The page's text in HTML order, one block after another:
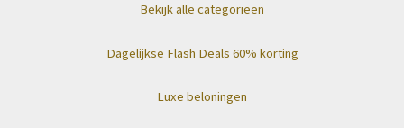
Bekijk alle categorieën
Dagelijkse Flash Deals 60% korting
Luxe beloningen